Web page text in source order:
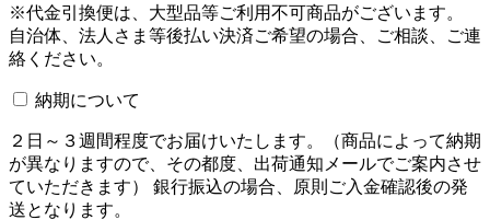
※代金引換便は、大型品等ご利用不可商品がございます。
自治体、法人さま等後払い決済ご希望の場合、ご相談、ご連
絡ください。
納期について
２日～３週間程度でお届けいたします。（商品によって納期
が異なりますので、その都度、出荷通知メールでご案内させ
ていただきます） 銀行振込の場合、原則ご入金確認後の発
送となります。